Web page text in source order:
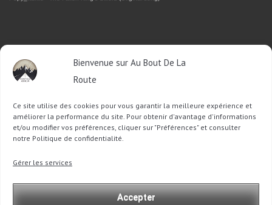
Bienvenue sur Au Bout De La
Route
Ce site utilise des cookies pour vous garantir la meilleure expérience et
améliorer la performance du site. Pour obtenir d'avantage d'informations
et/ou modifier vos préférences, cliquer sur "Préférences" et consulter
notre Politique de confidentialité.
Gérer les services
Accepter
RETROUVEZ-MOI SUR FACEBOOK
OU SUR TWITTER
Follow @Sophie_ABDLRTweet to @Sophie_ABDLR
: